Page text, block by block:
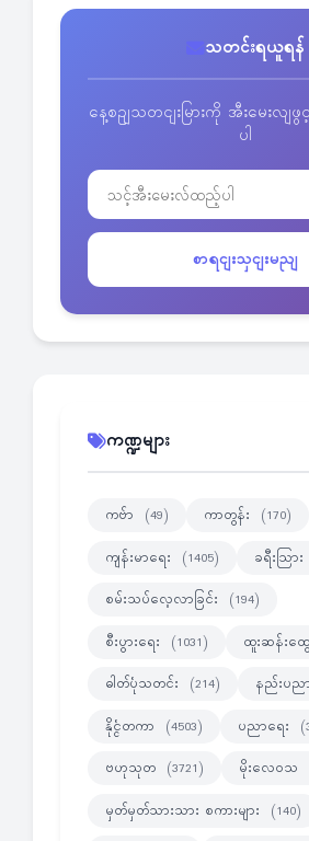
သတင်းရယူရန်
နေ့စဥျသတငျးမြားကို အီးမေးလ
ပါ
စာရငျးသှငျးမညျ
ကဏ္ဍများ
ကဗ်ာ (49) ကာတွန်း (170)
ကျန်းမာရေး (1405) ခရီးသြား
စမ်းသပ်လေ့လာခြင်း (194)
စီးပွားရေး (1031) ထူးဆန်းထွ
ဓါတ်ပုံသတင်း (214) နည်းပည
နိုင္ငံတကာ (4503) ပညာရေး
ဗဟုသုတ (3721) မိုးလေဝသ
မှတ်မှတ်သားသား စကားများ (140)